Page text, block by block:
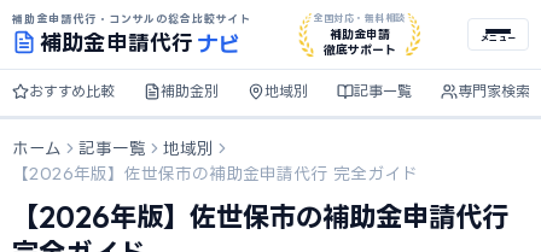
補助金申請代行・コンサルの総合比較サイト
補助金申請代行 ナビ
全国対応・無料相談
補助金申請
徹底サポート
メニュー
おすすめ比較 補助金別 地域別 記事一覧 専門家検索
ホーム 記事一覧
地域別
【2026年版】佐世保市の補助金申請代行 完全ガイド
【2026年版】佐世保市の補助金申請代行